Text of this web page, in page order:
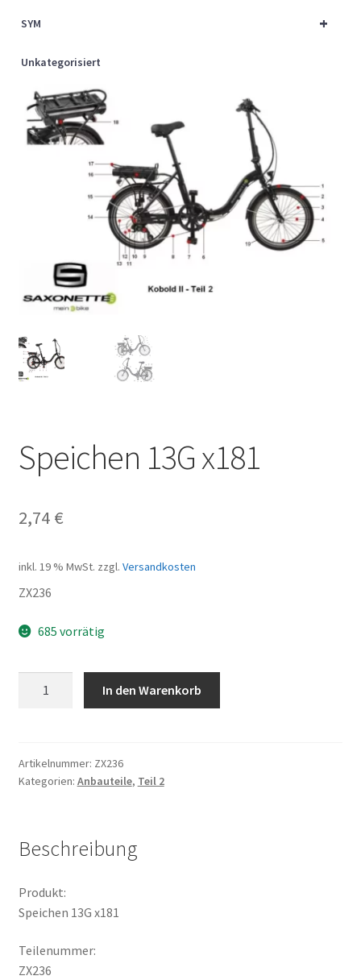
+
SYM
Unkategorisiert
Speichen 13G x181
2,74 €
inkl. 19 % MwSt. zzgl. Versandkosten
ZX236
685 vorrätig
In den Warenkorb
Artikelnummer: ZX236
Kategorien: Anbauteile, Teil 2
Beschreibung
Produkt:
Speichen 13G x181
Teilenummer:
ZX236